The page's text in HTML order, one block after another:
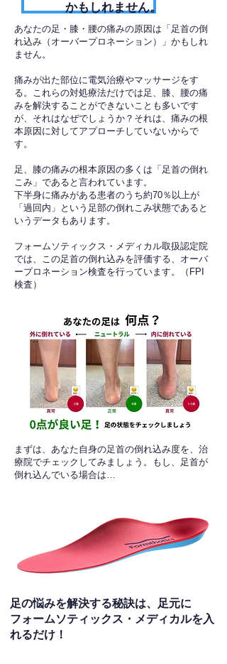
かもしれません。
あなたの足・膝・腰の痛みの原因は「足首の倒
れ込み（オーバープロネーション）」かもしれ
ません。
痛みが出た部位に電気治療やマッサージをす
る。これらの対処療法だけでは足、膝、腰の痛
みを解決することができないことも多いです
が、それはなぜでしょうか？それは、痛みの根
本原因に対してアプローチしていないからで
す。
足、膝の痛みの根本原因の多くは「足首の倒れ
こみ」であると言われています。
下半身に痛みがある患者のうち約70％以上が
「過回内」という足部の倒れこみ状態であると
いうデータもあります。
フォームソティックス・メディカル取扱認定院
では、この足首の倒れ込みを評価する、オーバ
ープロネーション検査を行っています。（FPI
検査）​
​まずは、あなた自身の足首の倒れ込み度を、治
療院でチェックしてみましょう。もし、足首が
倒れ込んでいる場合は…
足の悩みを解決する秘訣は、足元に
フォームソティックス・メディカルを入
れるだけ！